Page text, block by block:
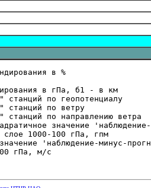
в %
в гПа, б1 - в км
станций по геопотенциалу
станций по ветру
станций по направлению ветра
значение
слое 1000-100 гПа, гпм
'наблюдение-минус-